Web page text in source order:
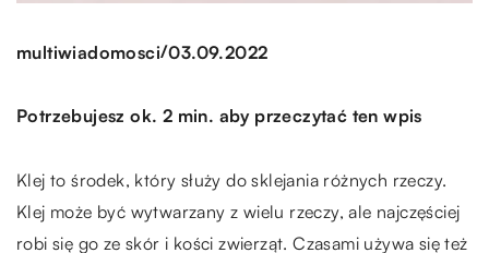
multiwiadomosci/03.09.2022
Potrzebujesz ok. 2 min. aby przeczytać ten wpis
Klej to środek, który służy do sklejania różnych rzeczy.
Klej może być wytwarzany z wielu rzeczy, ale najczęściej
robi się go ze skór i kości zwierząt. Czasami używa się też